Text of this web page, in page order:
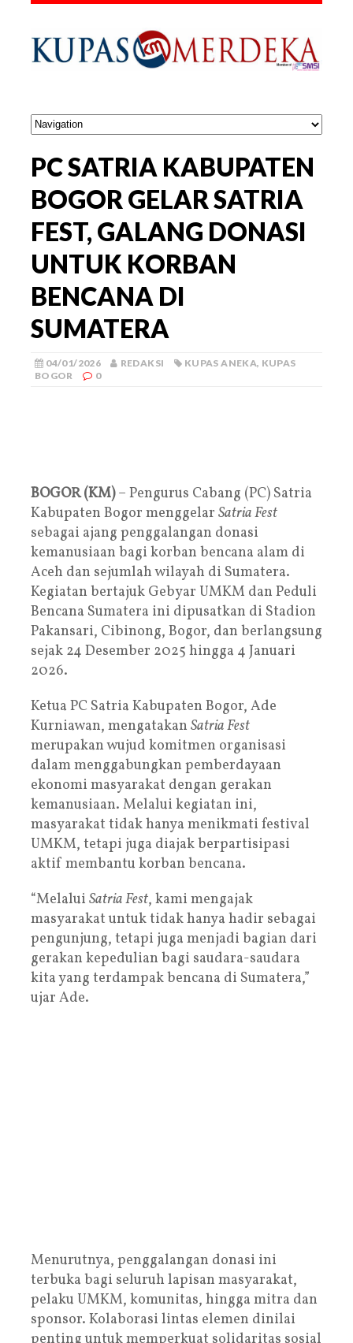
PC SATRIA KABUPATEN
BOGOR GELAR SATRIA
FEST, GALANG DONASI
UNTUK KORBAN
BENCANA DI
SUMATERA
04/01/2026 REDAKSI KUPAS ANEKA, KUPAS
BOGOR
0
BOGOR (KM)– Pengurus Cabang (PC) Satria
Kabupaten Bogor menggelar Satria Fest
sebagai ajang penggalangan donasi
kemanusiaan bagi korban bencana alam di
Aceh dan sejumlah wilayah di Sumatera.
Kegiatan bertajuk Gebyar UMKM dan Peduli
Bencana Sumatera ini dipusatkan di Stadion
Pakansari, Cibinong, Bogor, dan berlangsung
sejak 24 Desember 2025 hingga 4 Januari
2026.
Ketua PC Satria Kabupaten Bogor, Ade
Kurniawan, mengatakan Satria Fest
merupakan wujud komitmen organisasi
dalam menggabungkan pemberdayaan
ekonomi masyarakat dengan gerakan
kemanusiaan. Melalui kegiatan ini,
masyarakat tidak hanya menikmati festival
UMKM, tetapi juga diajak berpartisipasi
aktif membantu korban bencana.
“Melalui Satria Fest, kami mengajak
masyarakat untuk tidak hanya hadir sebagai
pengunjung, tetapi juga menjadi bagian dari
gerakan kepedulian bagi saudara-saudara
kita yang terdampak bencana di Sumatera,”
ujar Ade.
Menurutnya, penggalangan donasi ini
terbuka bagi seluruh lapisan masyarakat,
pelaku UMKM, komunitas, hingga mitra dan
sponsor. Kolaborasi lintas elemen dinilai